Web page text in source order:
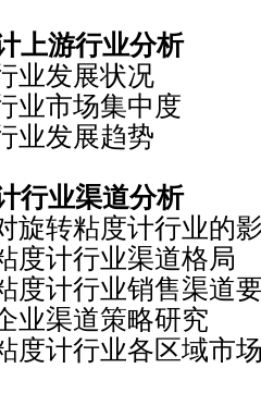
上游行业分析
发展状况
市场集中度
发展趋势
行业渠道分析
转粘度计行业的
计行业渠道格局
计行业销售渠道
渠道策略研究
计行业各区域市